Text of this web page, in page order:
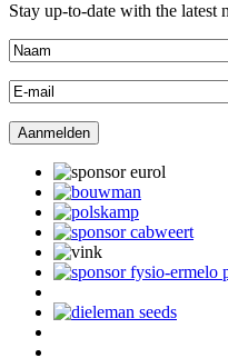
Stay up-to-date with the latest